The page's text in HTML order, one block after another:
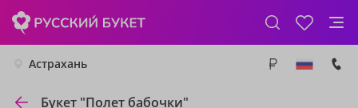
Астрахань
Букет "Полет бабочки"